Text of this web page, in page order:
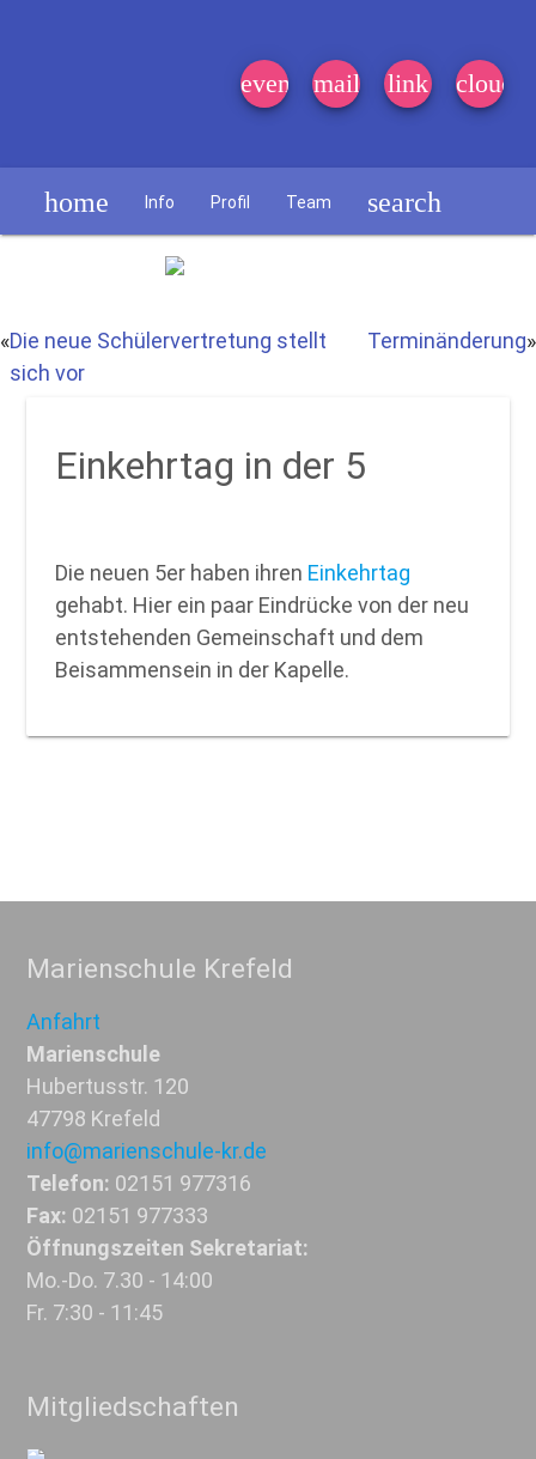
event_note
mail link cloud
home Info Profil Team search
«Die neue Schülervertretung stellt
sich vor
Terminänderung»
Einkehrtag in der 5
Die neuen 5er haben ihren Einkehrtag
gehabt. Hier ein paar Eindrücke von der neu
entstehenden Gemeinschaft und dem
Beisammensein in der Kapelle.
Marienschule Krefeld
Anfahrt
Marienschule
Hubertusstr. 120
47798 Krefeld
info@marienschule-kr.de
Telefon: 02151 977316
Fax: 02151 977333
Öffnungszeiten Sekretariat:
Mo.-Do. 7.30 - 14:00
Fr. 7:30 - 11:45
Mitgliedschaften